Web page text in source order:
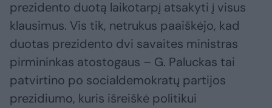
prezidento duotą laikotarpį atsakyti į visus
klausimus. Vis tik, netrukus paaiškėjo, kad
duotas prezidento dvi savaites ministras
pirmininkas atostogaus – G. Paluckas tai
patvirtino po socialdemokratų partijos
prezidiumo, kuris išreiškė politikui